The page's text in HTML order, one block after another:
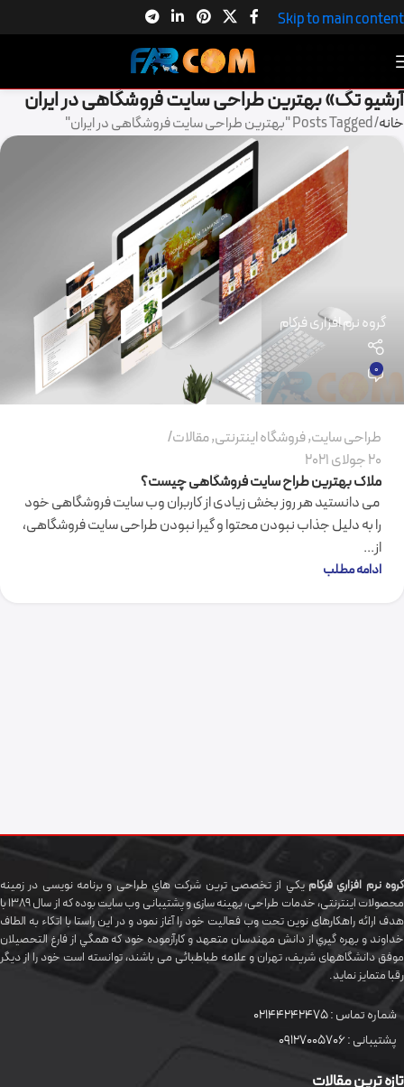
Skip to main content
آرشیو تگ» بهترین طراحی سایت فروشگاهی در ایران
خانه Posts Tagged "بهترین طراحی سایت فروشگاهی در ایران"
گروه نرم افزاری فرکام
0
طراحی سایت,فروشگاه اینترنتی,مقالات
20 جولای 2021
ملاک بهترین طراح سایت فروشگاهی چیست؟
می دانستید هر روز بخش زیادی از کاربران وب سایت فروشگاهی خود
را به دلیل جذاب نبودن محتوا و گیرا نبودن طراحی سایت فروشگاهی،
از...
ادامه مطلب
گروه نرم افزاري فرکام يکي از تخصصی ترين شرکت هاي طراحی و برنامه نویسی در زمینه
محصولات اینترنتی، خدمات طراحی، بهینه سازی و پشتیبانی وب سایت بوده که از سال 1389 با
هدف ارائه راهکارهای نوین تحت وب فعالیت خود را آغاز نمود و در این راستا با اتکاء به الطاف
خداوند و بهره گيري از دانش مهندسان متعهد و کارآزموده خود که همگي از فارغ التحصیلان
موفق دانشگاههای شريف، تهران و علامه طباطبائی می باشند، توانسته است خود را از دیگر
رقبا متمایز نماید.
شماره تماس :02144242475
پشتیبانی :09127005706
تازه ترین مقالات